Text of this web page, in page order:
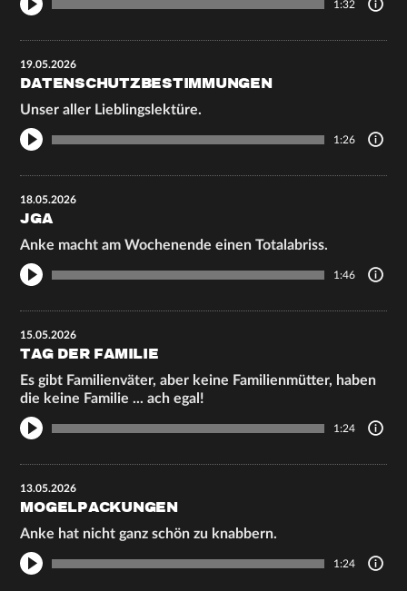
1:32
19.05.2026
DATENSCHUTZBESTIMMUNGEN
Unser aller Lieblingslektüre.
1:26
18.05.2026
JGA
Anke macht am Wochenende einen Totalabriss.
1:46
15.05.2026
TAG DER FAMILIE
Es gibt Familienväter, aber keine Familienmütter, haben
die keine Familie ... ach egal!
1:24
13.05.2026
MOGELPACKUNGEN
Anke hat nicht ganz schön zu knabbern.
1:24